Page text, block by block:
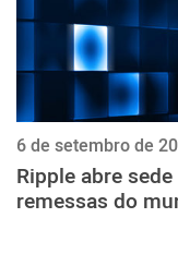
6 de setembro de
Ripple abre
remessas do